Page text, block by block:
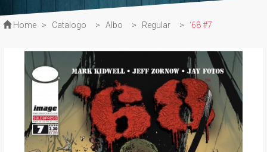
Home > Catalogo > Albo > Regular > ‘68 #7